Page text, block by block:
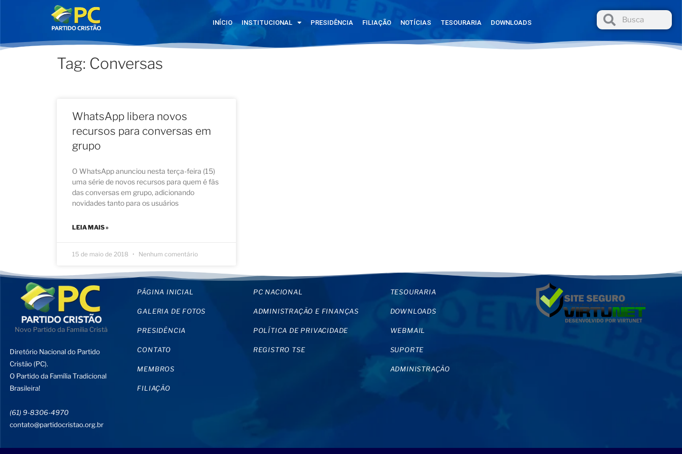
INÍCIO INSTITUCIONAL PRESIDÊNCIA FILIAÇÃO NOTÍCIAS TESOURARIA DOWNLOADS
Tag: Conversas
WhatsApp libera novos
recursos para conversas em
grupo
O WhatsApp anunciou nesta terça-feira (15)
uma série de novos recursos para quem é fãs
das conversas em grupo, adicionando
novidades tanto para os usuários
LEIA MAIS »
15 de maio de 2018 Nenhum comentário
Novo Partido da Familia Cristã
Diretório Nacional do Partido
Cristão (PC).
O Partido da Família Tradicional
Brasileira!
(61) 9-8306-4970
contato@partidocristao.org.br
PÁGINA INICIAL
GALERIA DE FOTOS
PRESIDÊNCIA
CONTATO
MEMBROS
FILIAÇÃO
PC NACIONAL
ADMINISTRAÇÃO E FINANÇAS
POLÍTICA DE PRIVACIDADE
REGISTRO TSE
TESOURARIA
DOWNLOADS
WEBMAIL
SUPORTE
ADMINISTRAÇÃO